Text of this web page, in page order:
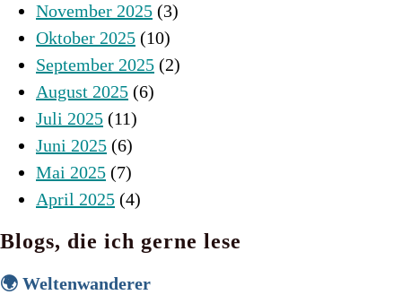
November 2025 (3)
Oktober 2025 (10)
September 2025 (2)
August 2025 (6)
Juli 2025 (11)
Juni 2025 (6)
Mai 2025 (7)
April 2025 (4)
Blogs, die ich gerne lese
🌍 Weltenwanderer